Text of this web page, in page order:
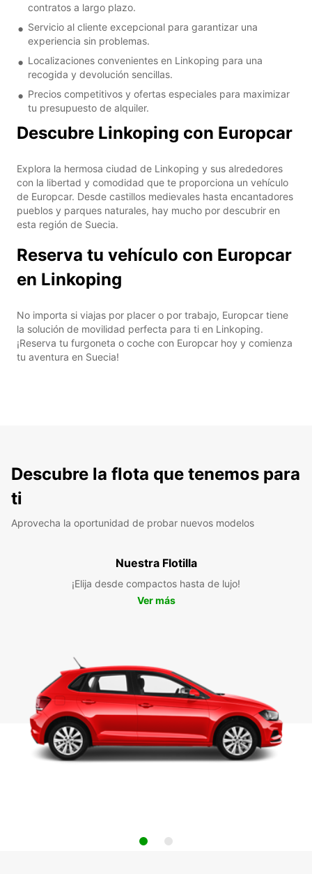
contratos a largo plazo.
Servicio al cliente excepcional para garantizar una
experiencia sin problemas.
Localizaciones convenientes en Linkoping para una
recogida y devolución sencillas.
Precios competitivos y ofertas especiales para maximizar
tu presupuesto de alquiler.
Descubre Linkoping con Europcar
Explora la hermosa ciudad de Linkoping y sus alrededores
con la libertad y comodidad que te proporciona un vehículo
de Europcar. Desde castillos medievales hasta encantadores
pueblos y parques naturales, hay mucho por descubrir en
esta región de Suecia.
Reserva tu vehículo con Europcar
en Linkoping
No importa si viajas por placer o por trabajo, Europcar tiene
la solución de movilidad perfecta para ti en Linkoping.
¡Reserva tu furgoneta o coche con Europcar hoy y comienza
tu aventura en Suecia!
Descubre la flota que tenemos para
ti
Aprovecha la oportunidad de probar nuevos modelos
Nuestra Flotilla
¡Elija desde compactos hasta de lujo!
Ver más